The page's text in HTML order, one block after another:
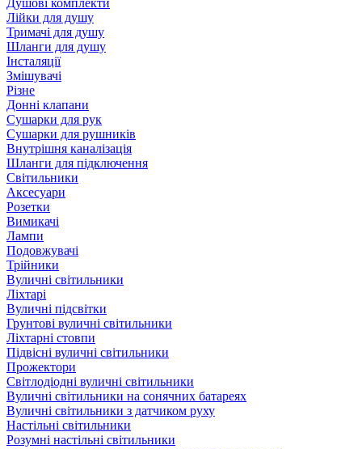
Душові комплекти
Лійки для душу
Тримачі для душу
Шланги для душу
Інсталяції
Змішувачі
Різне
Донні клапани
Сушарки для рук
Сушарки для рушників
Внутрішня каналізація
Шланги для підключення
Світильники
Аксесуари
Розетки
Вимикачі
Лампи
Подовжувачі
Трійники
Вуличні світильники
Ліхтарі
Вуличні підсвітки
Грунтові вуличні світильники
Ліхтарні стовпи
Підвісні вуличні світильники
Прожектори
Світлодіодні вуличні світильники
Вуличні світильники на сонячних батареях
Вуличні світильники з датчиком руху
Настільні світильники
Розумні настільні світильники